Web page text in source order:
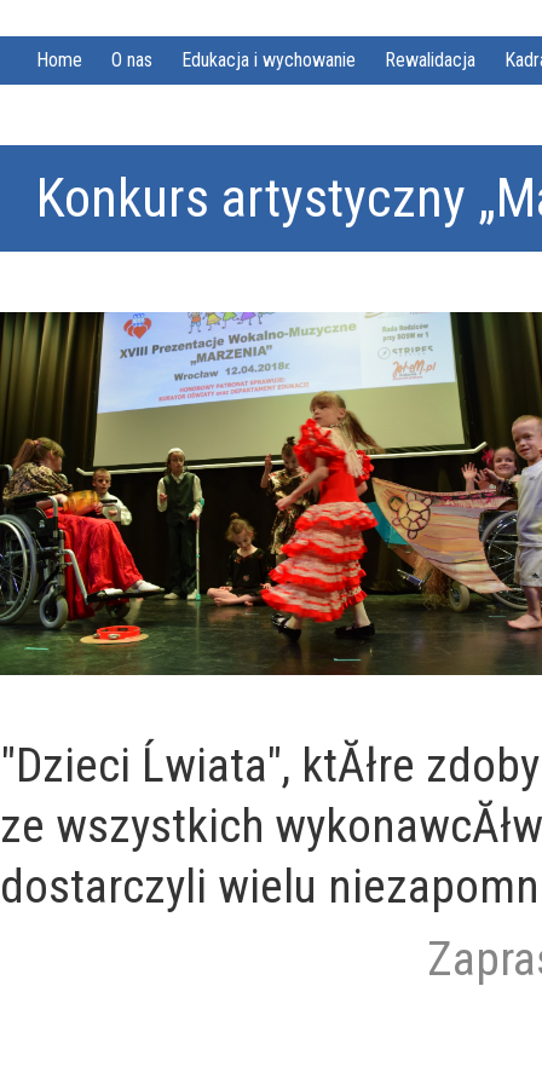
Home O nas Edukacja i wychowanie Rewalidacja
Konkurs artystyczny
"Dzieci Ĺwiata", ktĂłre
ze wszystkich
dostarczyli wielu